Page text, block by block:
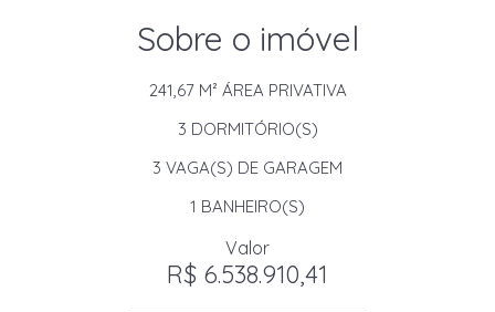
Sobre o imóvel
241,67 M² ÁREA PRIVATIVA
3 DORMITÓRIO(S)
3 VAGA(S) DE GARAGEM
1 BANHEIRO(S)
Valor
R$ 6.538.910,41